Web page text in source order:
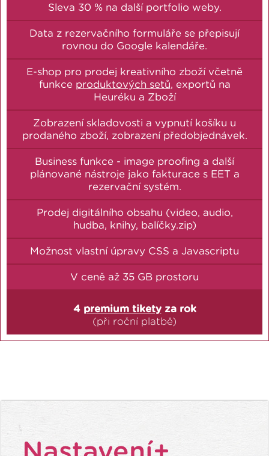
Sleva 30 % na další portfolio weby.
Data z rezervačního formuláře se přepisují
rovnou do Google kalendáře.
E-shop pro prodej kreativního zboží včetně
funkce produktových setů, exportů na
Heuréku a Zboží
Zobrazení skladovosti a vypnutí košíku u
prodaného zboží, zobrazení předobjednávek.
Business funkce - image proofing a další
plánované nástroje jako fakturace s EET a
rezervační systém.
Prodej digitálního obsahu (video, audio,
hudba, knihy, balíčky.zip)
Možnost vlastní úpravy CSS a Javascriptu
V ceně až 35 GB prostoru
4 premium tiketyza rok
(při roční platbě)